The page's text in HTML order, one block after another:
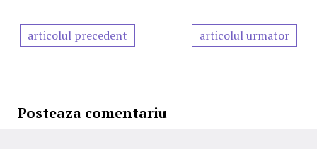
articolul precedent articolul urmator
Posteaza comentariu